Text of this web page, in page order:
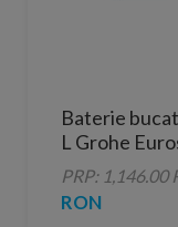
Baterie
L Grohe
lucios
PRP: 1,146.00
RON